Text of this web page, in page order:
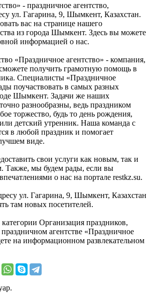
- праздничное агентство,
ул. Гагарина, 9, Шымкент, Казахстан.
вас на странице нашего
из города Шымкент. Здесь вы можете
информацией о нас.
«Праздничное агентство» - компания,
получить грамотную помощь в
Специалисты «Праздничное
поучаствовать в самых разных
Шымкент. Задачи же наших
разнообразны, ведь праздником
торжество, будь то день рождения,
детский утренник. Наша команда с
в любой праздник и помогает
виде.
свои услуги как новым, так и
Также, мы будем рады, если вы
о нас на портале restkz.su.
ул. Гагарина, 9, Шымкент, Казахстан
там новых посетителей.
Организация праздников,
агентстве «Праздничное
на информационном развлекательном